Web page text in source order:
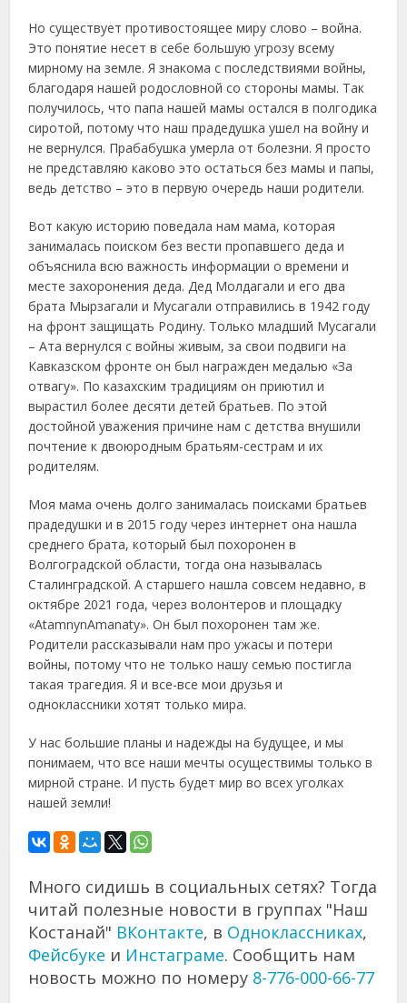
Но существует противостоящее миру слово – война.
Это понятие несет в себе большую угрозу всему
мирному на земле. Я знакома с последствиями войны,
благодаря нашей родословной со стороны мамы. Так
получилось, что папа нашей мамы остался в полгодика
сиротой, потому что наш прадедушка ушел на войну и
не вернулся. Прабабушка умерла от болезни. Я просто
не представляю каково это остаться без мамы и папы,
ведь детство – это в первую очередь наши родители.
Вот какую историю поведала нам мама, которая
занималась поиском без вести пропавшего деда и
объяснила всю важность информации о времени и
месте захоронения деда. Дед Молдагали и его два
брата Мырзагали и Мусагали отправились в 1942 году
на фронт защищать Родину. Только младший Мусагали
– Ата вернулся с войны живым, за свои подвиги на
Кавказском фронте он был награжден медалью «За
отвагу». По казахским традициям он приютил и
вырастил более десяти детей братьев. По этой
достойной уважения причине нам с детства внушили
почтение к двоюродным братьям-сестрам и их
родителям.
Моя мама очень долго занималась поисками братьев
прадедушки и в 2015 году через интернет она нашла
среднего брата, который был похоронен в
Волгоградской области, тогда она называлась
Сталинградской. А старшего нашла совсем недавно, в
октябре 2021 года, через волонтеров и площадку
«AtamnynАmanaty». Он был похоронен там же.
Родители рассказывали нам про ужасы и потери
войны, потому что не только нашу семью постигла
такая трагедия. Я и все-все мои друзья и
одноклассники хотят только мира.
У нас большие планы и надежды на будущее, и мы
понимаем, что все наши мечты осуществимы только в
мирной стране. И пусть будет мир во всех уголках
нашей земли!
Много сидишь в социальных сетях? Тогда
читай полезные новости в группах "Наш
Костанай" ВКонтакте, в Одноклассниках,
Фейсбуке и Инстаграме. Сообщить нам
новость можно по номеру 8-776-000-66-77